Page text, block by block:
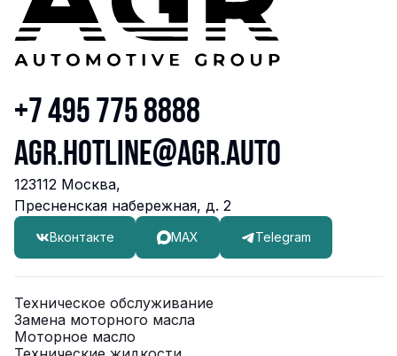
8-495-781-77-06
Записаться Перейти
АврораАвто
г. Воронеж, ул. Дорожная, 8, оф. 11
74732330606
АВТО БРАВО
г. Архангельск, ул. Октябрят, д. 33, кор. 1
Записаться
+7 495 775 8888
agr.hotline@agr.auto
123112 Москва,
Пресненская набережная, д. 2
Вконтакте MAX Telegram
Техническое обслуживание
Замена моторного масла
Моторное масло